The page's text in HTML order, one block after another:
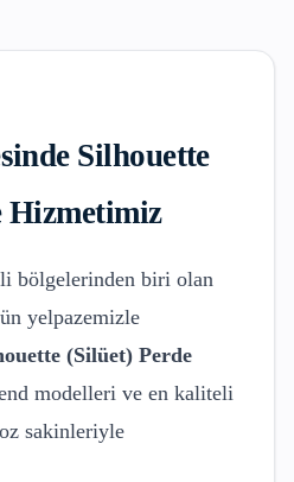
Silhouette
Hizmetimiz
bölgelerinden biri olan
yelpazemizle
(Silüet) Perde
modelleri ve en kaliteli
sakinleriyle